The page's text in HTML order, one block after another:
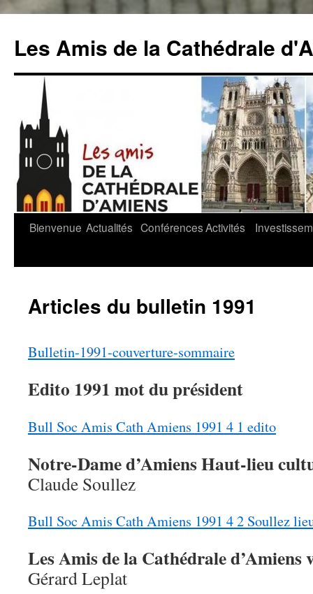
contenu
Les Amis de la Cathédrale
Bienvenue Actualités ConférencesActivités
Articles du bulletin 1991
Bulletin-1991-couverture-sommaire
Edito 1991 mot du président
Bull Soc Amis Cath Amiens 1991 4 1 edito
Notre-Dame d’Amiens Haut-lieu
Claude Soullez
Bull Soc Amis Cath Amiens 1991 4 2 Soullez
Les Amis de la Cathédrale
Gérard Leplat